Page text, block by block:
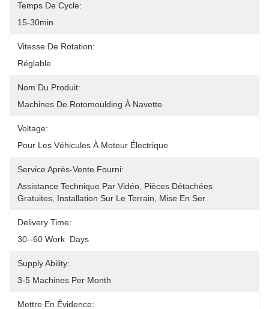
Temps De Cycle:
15-30min
Vitesse De Rotation:
Réglable
Nom Du Produit:
Machines De Rotomoulding À Navette
Voltage:
Pour Les Véhicules À Moteur Électrique
Service Après-Vente Fourni:
Assistance Technique Par Vidéo, Pièces Détachées
Gratuites, Installation Sur Le Terrain, Mise En Ser
Delivery Time:
30--60 Work  Days
Supply Ability:
3-5 Machines Per Month
Mettre En Évidence: